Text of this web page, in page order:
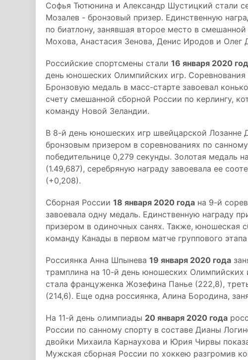
Софья Тютюнина и Александр Шустицкий стали
Мозалев - бронзовый призер. Единственную
по биатлону, занявшая второе место в
Мохова, Анастасия Зенова, Денис Иродов и Олег
Российские спортсмены стали 16 января 2020
день юношеских Олимпийских игр.
Бронзовую медаль в масс-старте завоевал
счету смешанной сборной России по керлингу,
команду Новой Зеландии.
В 8-й день юношеских игр швейцарской Лозанне
бронзовым призером в соревнованиях по
победительнице 0,279 секунды. Золотая медаль
(1.49,687), серебряную награду завоевала ее
(+0,208).
Сборная России 18 января 2020 года на 9-й
завоевала одну медаль. Единственную награду
призером в одиночных санях. Также, юношеская
команду Канады в первом матче группового
Россиянка Анна Шпынева 19 января 2020 года
трамплина на 10-й день юношеских Олимпийских
стала француженка Жозефина Панье (222,8),
(214,6). Еще одна россиянка, Алина Бородина,
На 11-й день олимпиады 20 января 2020 года
России по санному спорту в составе Дианы
двойки Михаила Карнаухова и Юрия Чирвы
Мужская сборная России по хоккею разгромив